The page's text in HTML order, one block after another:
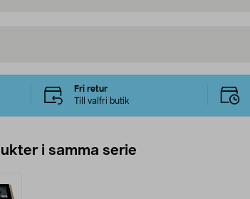
Fri retur
Till valfri butik
i samma serie